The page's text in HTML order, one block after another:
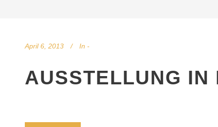
April 6, 2013 In -
AUSSTELLUNG IN